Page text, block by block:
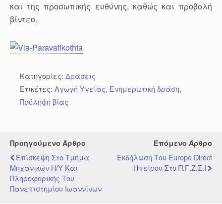
και της προσωπικής ευθύνης, καθώς και προβολή
βίντεο.
Κατηγορίες: Δράσεις
Ετικέτες: Αγωγή Υγείας, Ενημερωτική δράση,
Πρόληψη βίας
Προηγούμενο Άρθρο
Επίσκεψη Στο Τμήμα
Μηχανικών Η/Υ Και
Πληροφορικής Του
Πανεπιστημίου Ιωαννίνων
Επόμενο Άρθρο
Εκδήλωση Του Εurope Direct
Ηπείρου Στο Π.Γ.Ζ.Σ.Ι